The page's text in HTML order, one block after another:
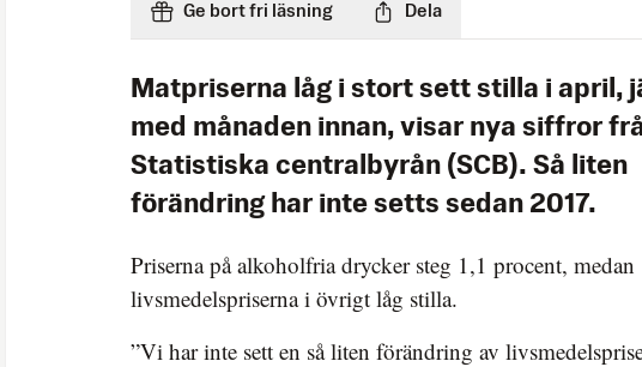
Ge bort fri läsning Dela
Matpriserna låg i stort sett stilla i april,
med månaden innan, visar nya siffror
Statistiska centralbyrån (SCB). Så liten
förändring har inte setts sedan 2017.
Priserna på alkoholfria drycker steg 1,1 procent, medan
livsmedelspriserna i övrigt låg stilla.
”Vi har inte sett en så liten förändring av